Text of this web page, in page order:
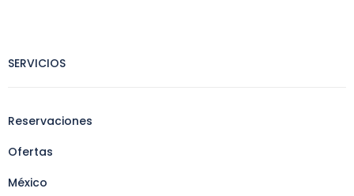
SERVICIOS
Reservaciones
Ofertas
México